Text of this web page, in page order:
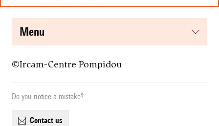
menu
©Ircam-Centre Pompidou
Do you notice a mistake?
contact us